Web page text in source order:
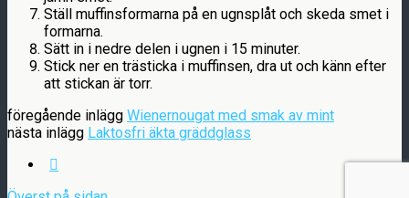
Ställ muffinsformarna på en ugnsplåt och skeda smet i
formarna.
Sätt in i nedre delen i ugnen i 15 minuter.
Stick ner en trästicka i muffinsen, dra ut och känn efter
att stickan är torr.
föregående inlägg Wienernougat med smak av mint
nästa inlägg Laktosfri äkta gräddglass